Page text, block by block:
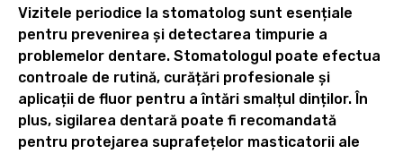
Vizitele periodice la stomatolog sunt esențiale
pentru prevenirea și detectarea timpurie a
problemelor dentare. Stomatologul poate efectua
controale de rutină, curățări profesionale și
aplicații de fluor pentru a întări smalțul dinților. În
plus, sigilarea dentară poate fi recomandată
pentru protejarea suprafețelor masticatorii ale